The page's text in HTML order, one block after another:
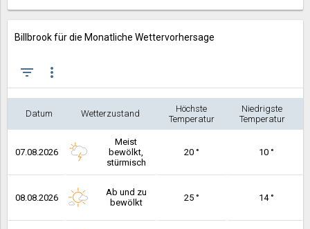
Billbrook für die Monatliche Wettervorhersage
filter_list more_vert
Datum Wetterzustand
Höchste
Temperatur
Niedrigste
Temperatur
07.08.2026
Meist
bewölkt,
stürmisch
20 ° 10 °
08.08.2026
Ab und zu
bewölkt
25 ° 14 °